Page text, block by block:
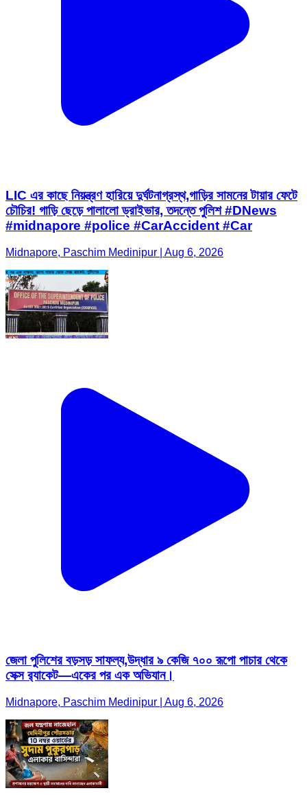
LIC এর কাছে নিয়ন্ত্রণ হারিয়ে দুর্ঘটনাগ্রস্থ,গাড়ির সামনের টায়ার ফেটে
চৌচির! গাড়ি ছেড়ে পালালো ড্রাইভার, তদন্তে পুলিশ #DNews
#midnapore #police #CarAccident #Car
Midnapore, Paschim Medinipur | Aug 6, 2026
জেলা পুলিশের বড়সড় সাফল্য,উদ্ধার ৯ কেজি ৭০০ রূপো পাচার থেকে
সেক্স র‌্যাকেট—একের পর এক অভিযান।
Midnapore, Paschim Medinipur | Aug 6, 2026